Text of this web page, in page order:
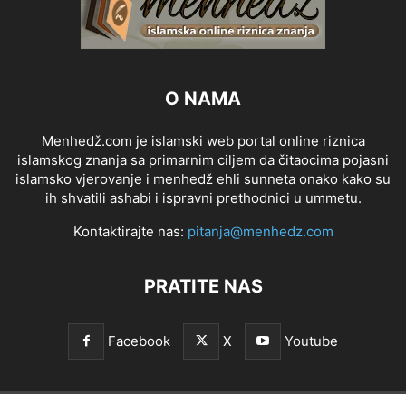
O NAMA
Menhedž.com je islamski web portal online riznica
islamskog znanja sa primarnim ciljem da čitaocima pojasni
islamsko vjerovanje i menhedž ehli sunneta onako kako su
ih shvatili ashabi i ispravni prethodnici u ummetu.
Kontaktirajte nas: pitanja@menhedz.com
PRATITE NAS
Facebook X Youtube